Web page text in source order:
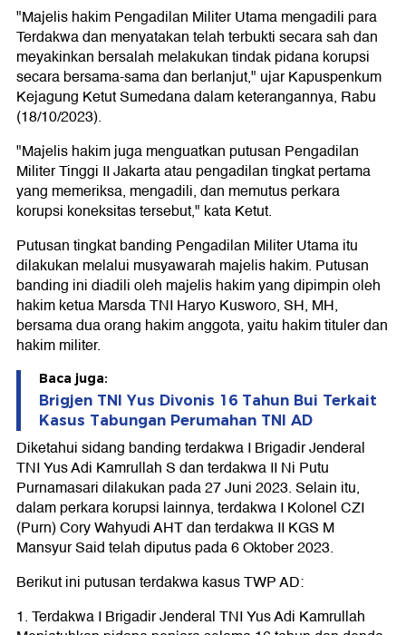
"Majelis hakim Pengadilan Militer Utama mengadili para
Terdakwa dan menyatakan telah terbukti secara sah dan
meyakinkan bersalah melakukan tindak pidana korupsi
secara bersama-sama dan berlanjut," ujar Kapuspenkum
Kejagung Ketut Sumedana dalam keterangannya, Rabu
(18/10/2023).
"Majelis hakim juga menguatkan putusan Pengadilan
Militer Tinggi II Jakarta atau pengadilan tingkat pertama
yang memeriksa, mengadili, dan memutus perkara
korupsi koneksitas tersebut," kata Ketut.
Putusan tingkat banding Pengadilan Militer Utama itu
dilakukan melalui musyawarah majelis hakim. Putusan
banding ini diadili oleh majelis hakim yang dipimpin oleh
hakim ketua Marsda TNI Haryo Kusworo, SH, MH,
bersama dua orang hakim anggota, yaitu hakim tituler dan
hakim militer.
Baca juga:
Brigjen TNI Yus Divonis 16 Tahun Bui Terkait
Kasus Tabungan Perumahan TNI AD
Diketahui sidang banding terdakwa I Brigadir Jenderal
TNI Yus Adi Kamrullah S dan terdakwa II Ni Putu
Purnamasari dilakukan pada 27 Juni 2023. Selain itu,
dalam perkara korupsi lainnya, terdakwa I Kolonel CZI
(Purn) Cory Wahyudi AHT dan terdakwa II KGS M
Mansyur Said telah diputus pada 6 Oktober 2023.
Berikut ini putusan terdakwa kasus TWP AD:
1. Terdakwa I Brigadir Jenderal TNI Yus Adi Kamrullah